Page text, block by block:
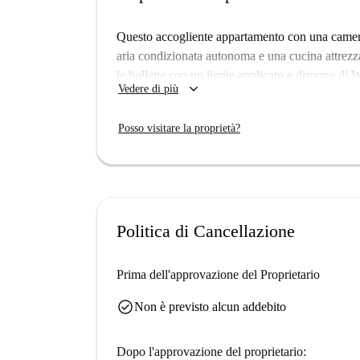
Questo accogliente appartamento con una
aria condizionata autonoma e una cucina
le bollette con un limite applicato e dispone di
animali domestici. Sebbene la proprietà non sia
La proprietà si trova vicino all'Instituto Superior
Godetevi l'esplorazione delle delizie educative
Vedere di più keyboard_arrow_down
Posso visitare la proprietà?
Politica di Cancellazione
Prima dell'approvazione del Proprietario
check_circleNon è previsto alcun addebito
Dopo l'approvazione del proprietario: